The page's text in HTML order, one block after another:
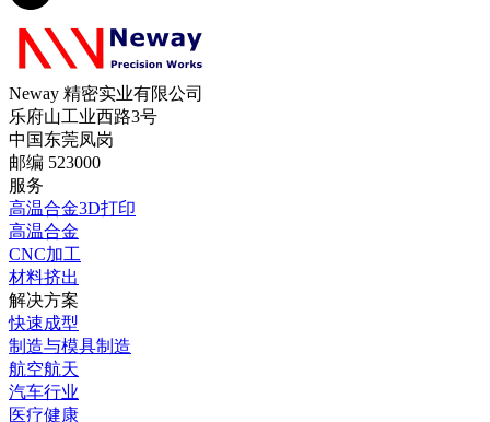
Neway 精密实业有限公司
乐府山工业西路3号
中国东莞凤岗
邮编 523000
服务
高温合金3D打印
高温合金
CNC加工
材料挤出
解决方案
快速成型
制造与模具制造
航空航天
汽车行业
医疗健康